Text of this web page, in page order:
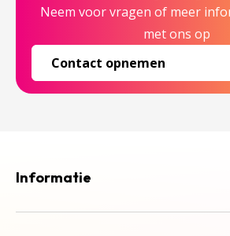
Neem voor vragen of meer
met ons op
Contact opnemen
Informatie